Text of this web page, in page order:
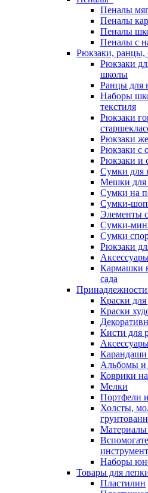
Пеналы
Пеналы
Пеналы
Пеналы с
Рюкзаки, ранцы,
Рюкзаки
школы
Ранцы для
Наборы
текстиля
Рюкзаки
Рюкзаки
Рюкзаки с
Рюкзаки и
Сумки для
Мешки для
Сумки на
Сумки-
Элементы
Сумки-
Сумки
Рюкзаки
Кармашки
сада
Краски для
Краски
Кисти для
Альбомы и
Коврики
Мелки
Портфели
Холсты,
Материалы
Наборы
Товары для
Пластилин